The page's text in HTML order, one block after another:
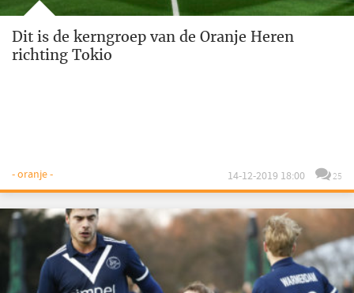
Dit is de kerngroep van de Oranje Heren
richting Tokio
- oranje - 14-12-2019 18:00 25